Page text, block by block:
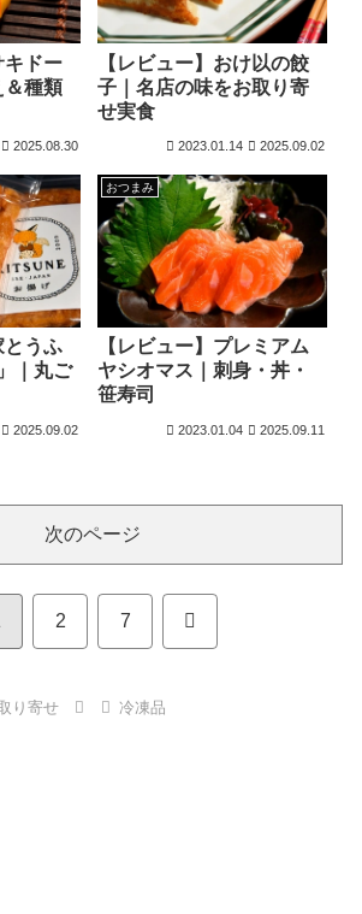
キドー
＆種類
2025.08.30
【レビュー】おけ以の餃
子｜名店の味をお取り寄
せ実食
2023.01.14 2025.09.02
とうふ
｜丸ご
2025.09.02
おつまみ
【レビュー】プレミアム
ヤシオマス｜刺身・丼・
笹寿司
2023.01.04 2025.09.11
次のページ
2 7 次
り寄せ 冷凍品